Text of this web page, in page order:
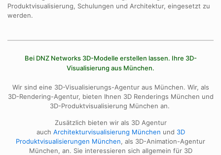
Produktvisualisierung, Schulungen und Architektur, eingesetzt zu
werden.
Bei DNZ Networks 3D-Modelle erstellen lassen. Ihre 3D-
Visualisierung aus München.
Wir sind eine 3D-Visualisierungs-Agentur aus München. Wir, als
3D-Rendering-Agentur, bieten Ihnen 3D Renderings München und
3D-Produktvisualisierung München an.
Zusätzlich bieten wir als 3D Agentur
auch Architekturvisualisierung München und 3D
Produktvisualisierungen München, als 3D-Animation-Agentur
München, an. Sie interessieren sich allgemein für 3D